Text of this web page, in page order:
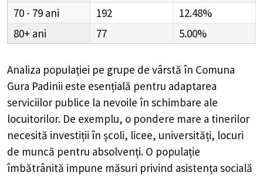
70 - 79
192
12.48%
80+
77 5.00%
Analiza populației pe grupe de vârstă în Comuna
Gura Padinii este esențială pentru adaptarea
serviciilor publice la nevoile în schimbare ale
locuitorilor. De exemplu, o pondere mare a tinerilor
necesită investiții în școli, licee, universități, locuri
de muncă pentru absolvenți. O populație
îmbătrânită impune măsuri privind asistența socială